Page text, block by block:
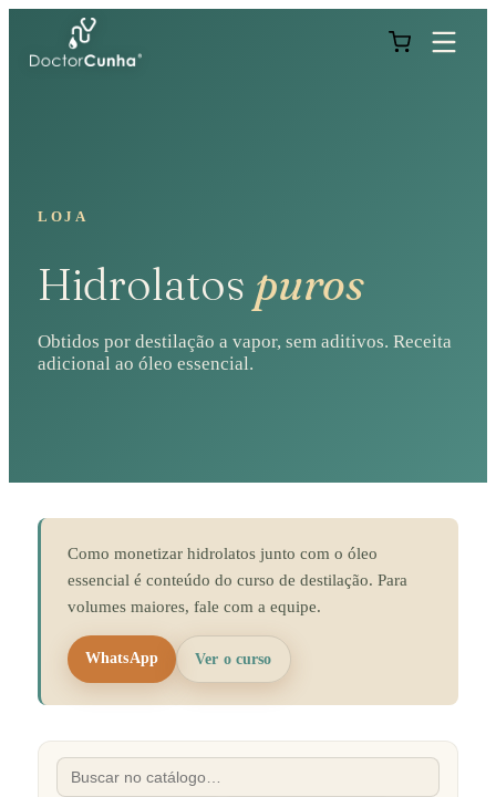
LOJA
Hidrolatos puros
Obtidos por destilação a vapor, sem aditivos. Receita
adicional ao óleo essencial.
Como monetizar hidrolatos junto com o óleo
essencial é conteúdo do curso de destilação. Para
volumes maiores, fale com a equipe.
WhatsApp Ver o curso